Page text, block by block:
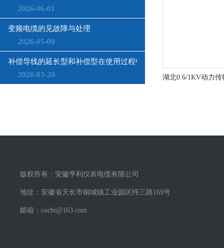
2026-06-01
变频电缆的见故障与处理
2026-05-09
补偿导线的延长型和补偿型在使用过程中需要注意哪些问题？
2026-03-20
版权所有：安徽亨利仪表电缆有限公司
地址：安徽省天长市铜城镇工业园区纬三路169号
邮箱：cocbi@163.com